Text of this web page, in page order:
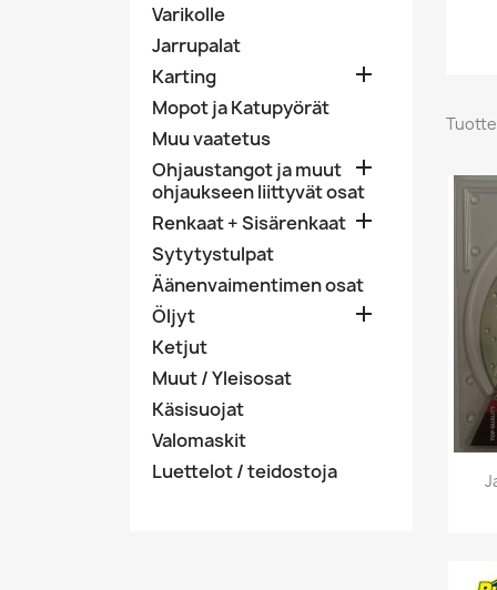
Varikolle
Jarrupalat
Karting

Mopot ja Katupyörät
Muu vaatetus
Ohjaustangot ja muut
ohjaukseen liittyvät osat

Renkaat + Sisärenkaat 
Sytytystulpat
Äänenvaimentimen osat
Öljyt

Ketjut
Muut / Yleisosat
Käsisuojat
Valomaskit
Luettelot / teidostoja